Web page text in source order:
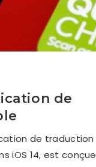
de
de traduction
iOS 14, est conçue